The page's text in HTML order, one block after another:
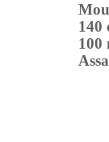
140
100